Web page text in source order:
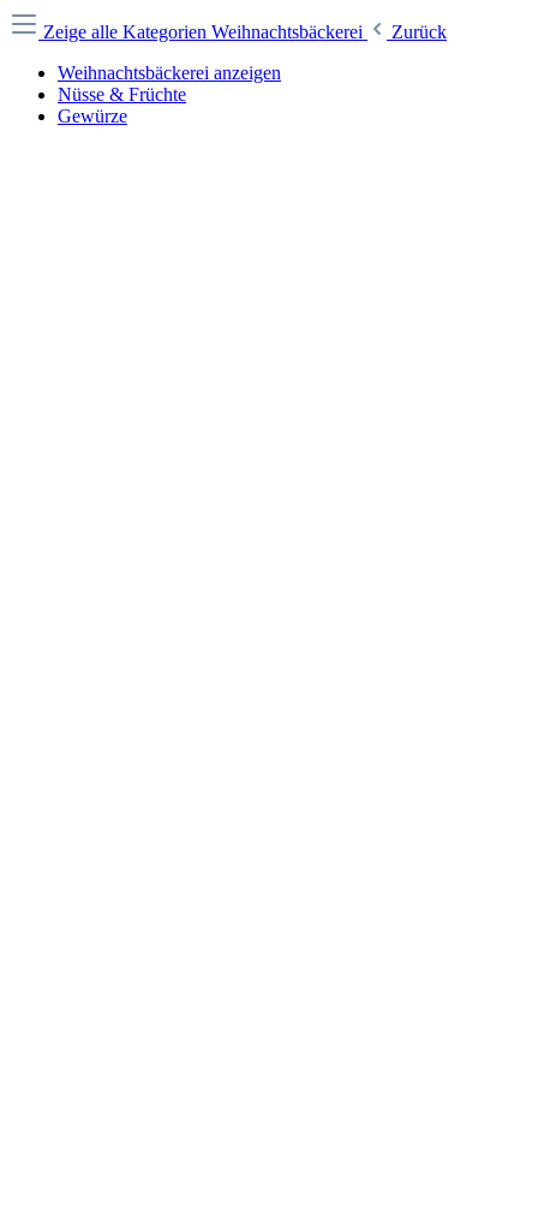
Zeige alle Kategorien Weihnachtsbäckerei
Zurück
Weihnachtsbäckerei anzeigen
Nüsse & Früchte
Gewürze